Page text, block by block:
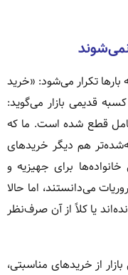
تکرار می‌شود: «خرید
قدیمی بازار می‌گوید:
قطع شده است. ما که
هم دیگر خریدهای
برای جهیزیه و
می‌دانستند، اما حالا
یا کلاً از آن صرف‌نظر
از خریدهای مناسبتی،